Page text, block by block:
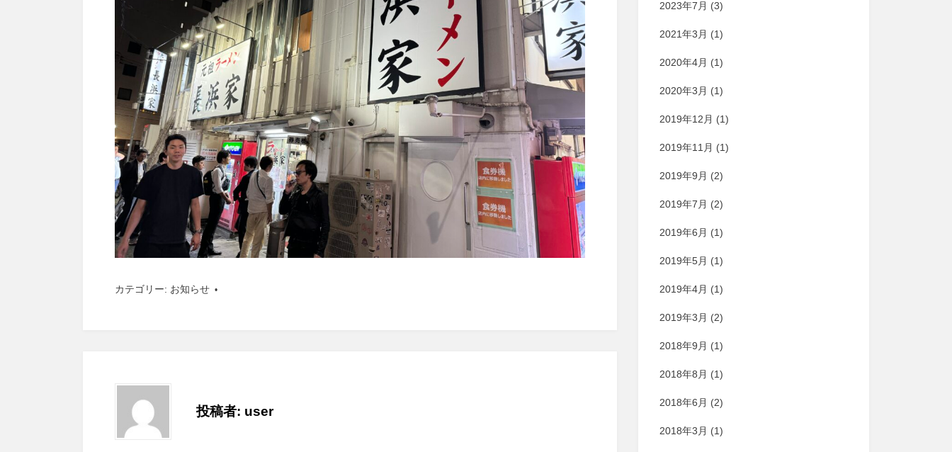
カテゴリー: お知らせ
投稿者: user
2023年7月 (3)
2021年3月 (1)
2020年4月 (1)
2020年3月 (1)
2019年12月 (1)
2019年11月 (1)
2019年9月 (2)
2019年7月 (2)
2019年6月 (1)
2019年5月 (1)
2019年4月 (1)
2019年3月 (2)
2018年9月 (1)
2018年8月 (1)
2018年6月 (2)
2018年3月 (1)